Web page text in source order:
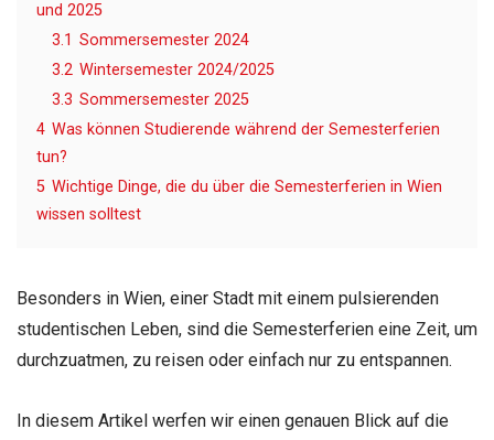
und 2025
3.1 Sommersemester 2024
3.2 Wintersemester 2024/2025
3.3 Sommersemester 2025
4 Was können Studierende während der Semesterferien
tun?
5 Wichtige Dinge, die du über die Semesterferien in Wien
wissen solltest
Besonders in Wien, einer Stadt mit einem pulsierenden
studentischen Leben, sind die Semesterferien eine Zeit, um
durchzuatmen, zu reisen oder einfach nur zu entspannen.
In diesem Artikel werfen wir einen genauen Blick auf die